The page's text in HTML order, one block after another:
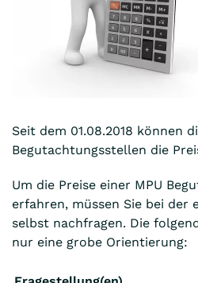
Seit dem 01.08.2018 können
Begutachtungsstellen die
Um die Preise einer MPU
erfahren, müssen Sie bei der
selbst nachfragen. Die
nur eine grobe Orientierung: